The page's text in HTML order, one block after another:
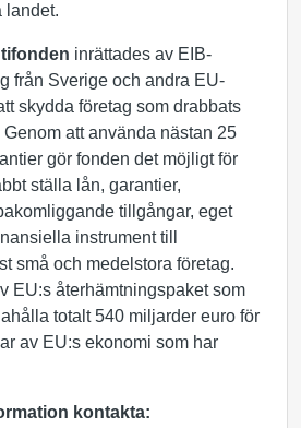
landet.
inrättades av EIB-
från Sverige och andra EU-
skydda företag som drabbats
att använda nästan 25
gör fonden det möjligt för
ställa lån, garantier,
tillgångar, eget
instrument till
små och medelstora företag.
EU:s återhämtningspaket som
totalt 540 miljarder euro för
av EU:s ekonomi som har
kontakta: